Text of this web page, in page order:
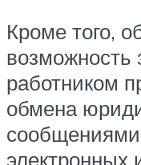
Кроме того,
возможность
работником
обмена
электронных